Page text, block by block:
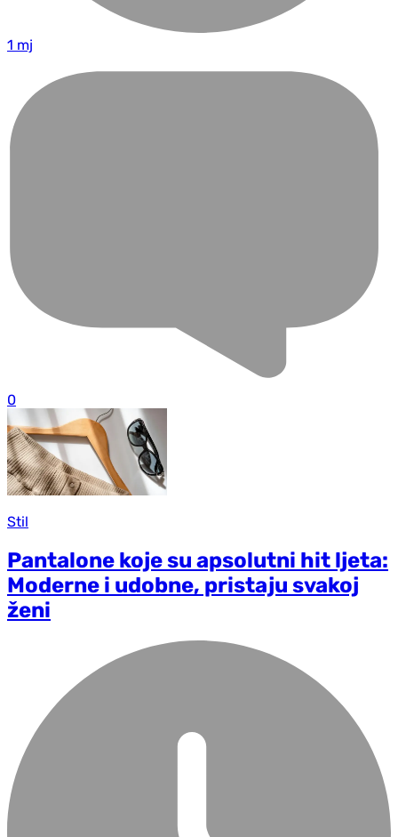
1 mj
0
Stil
Pantalone koje su apsolutni hit ljeta:
Moderne i udobne, pristaju svakoj
ženi